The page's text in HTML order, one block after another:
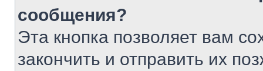
сообщения?
Эта кнопка позволяет вам
закончить и отправить их